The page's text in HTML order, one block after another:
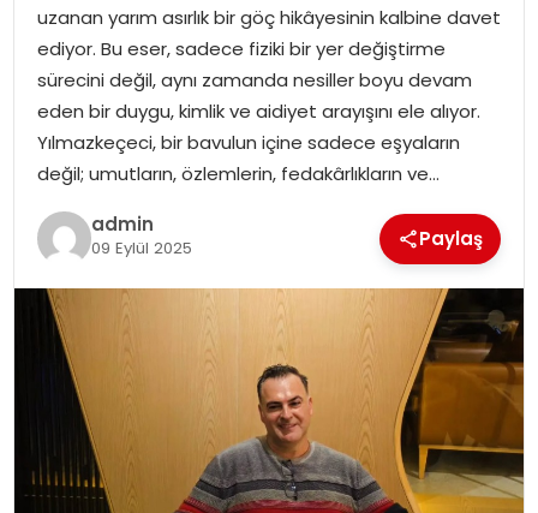
EĞITIM
YAŞAM
uzanan yarım asırlık bir göç hikâyesinin kalbine davet
ediyor. Bu eser, sadece fiziki bir yer değiştirme
sürecini değil, aynı zamanda nesiller boyu devam
eden bir duygu, kimlik ve aidiyet arayışını ele alıyor.
Yılmazkeçeci, bir bavulun içine sadece eşyaların
değil; umutların, özlemlerin, fedakârlıkların ve…
admin
09 Eylül 2025 Paylaş